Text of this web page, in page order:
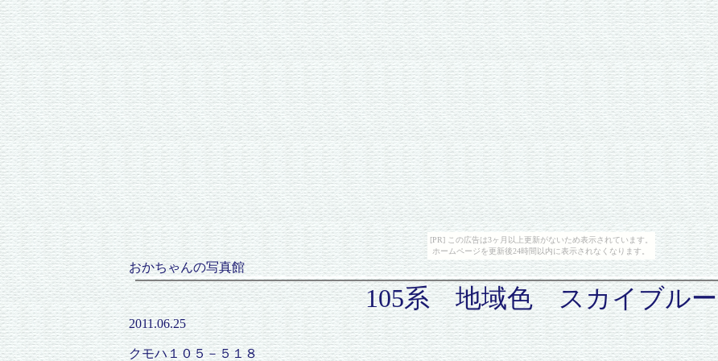
[PR] この広告は3ヶ月以上更新がないため表示されています。
ホームページを更新後24時間以内に表示されなくなります。
おかちゃんの写真館
105系 地域色 スカイブルー
2011.06.25
クモハ１０５－５１８